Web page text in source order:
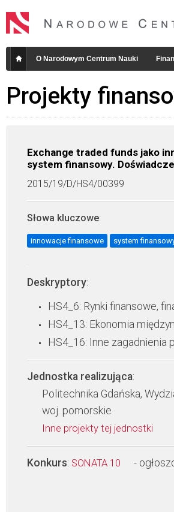
O Narodowym Centrum Nauki
Projekty
Exchange traded funds jako
system finansowy.
2015/19/D/HS4/00399
Słowa kluczowe:
innowacje finansowe system
Deskryptory:
HS4_6: Rynki finansowe,
HS4_13: Ekonomia
HS4_16: Inne zagadnienia
Jednostka realizująca:
Politechnika Gdańska,
woj. pomorskie
Inne projekty tej jednostki
Konkurs: SONATA 10 -